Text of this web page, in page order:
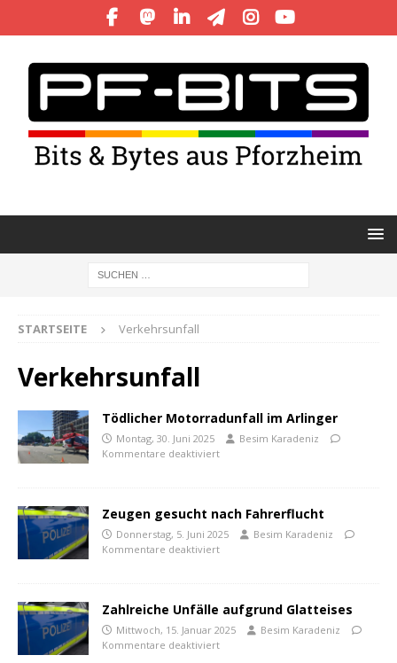
STARTSEITE Verkehrsunfall
Verkehrsunfall
Tödlicher Motorradunfall im Arlinger
Montag, 30. Juni 2025
Besim Karadeniz
Kommentare deaktiviert
Zeugen gesucht nach Fahrerflucht
Donnerstag, 5. Juni 2025
Besim Karadeniz
Kommentare deaktiviert
Zahlreiche Unfälle aufgrund Glatteises
Mittwoch, 15. Januar 2025
Besim Karadeniz
Kommentare deaktiviert